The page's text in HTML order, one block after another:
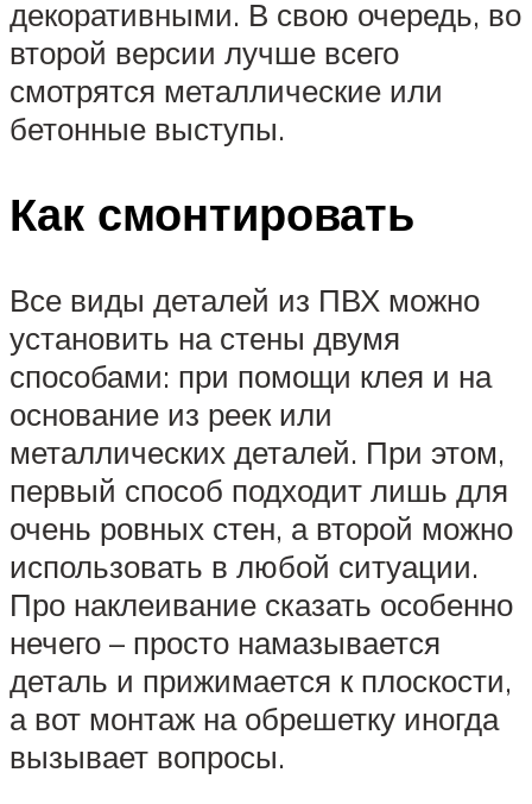
декоративными. В свою очередь, во
второй версии лучше всего
смотрятся металлические или
бетонные выступы.
Как смонтировать
Все виды деталей из ПВХ можно
установить на стены двумя
способами: при помощи клея и на
основание из реек или
металлических деталей. При этом,
первый способ подходит лишь для
очень ровных стен, а второй можно
использовать в любой ситуации.
Про наклеивание сказать особенно
нечего – просто намазывается
деталь и прижимается к плоскости,
а вот монтаж на обрешетку иногда
вызывает вопросы.